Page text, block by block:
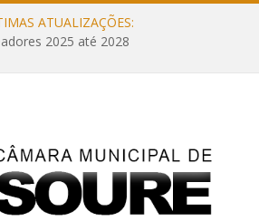
ATUALIZAÇÕES:
2025 até 2028